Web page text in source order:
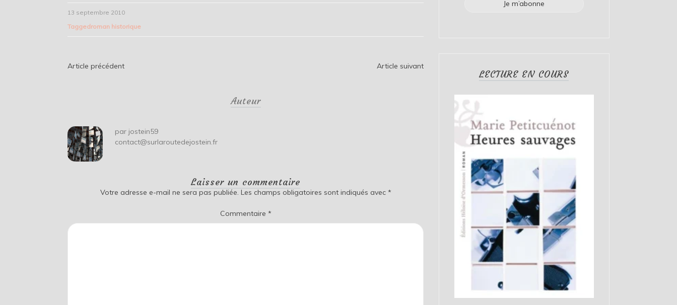
13 septembre 2010
Taggedroman historique
Navigation
Article précédent Article suivant
Auteur
par jostein59
contact@surlaroutedejostein.fr
Laisser un commentaire
Votre adresse e-mail ne sera pas publiée. Les champs obligatoires sont indiqués avec *
Commentaire *
LECTURE EN COURS